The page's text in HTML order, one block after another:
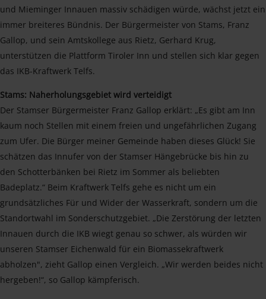
und Mieminger Innauen massiv schädigen würde, wächst jetzt ein
immer breiteres Bündnis. Der Bürgermeister von Stams, Franz
Gallop, und sein Amtskollege aus Rietz, Gerhard Krug,
unterstützen die Plattform Tiroler Inn und stellen sich klar gegen
das IKB-Kraftwerk Telfs.
Stams: Naherholungsgebiet wird verteidigt
Der Stamser Bürgermeister Franz Gallop erklärt: „Es gibt am Inn
kaum noch Stellen mit einem freien und ungefährlichen Zugang
zum Ufer. Die Bürger meiner Gemeinde haben dieses Glück! Sie
schätzen das Innufer von der Stamser Hängebrücke bis hin zu
den Schotterbänken bei Rietz im Sommer als beliebten
Badeplatz.“ Beim Kraftwerk Telfs gehe es nicht um ein
grundsätzliches Für und Wider der Wasserkraft, sondern um die
Standortwahl im Sonderschutzgebiet. „Die Zerstörung der letzten
Innauen durch die IKB wiegt genau so schwer, als würden wir
unseren Stamser Eichenwald für ein Biomassekraftwerk
abholzen", zieht Gallop einen Vergleich. „Wir werden beides nicht
hergeben!“, so Gallop kämpferisch.